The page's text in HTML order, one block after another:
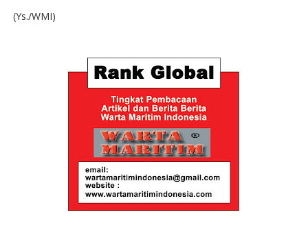
(Ys./WMI)